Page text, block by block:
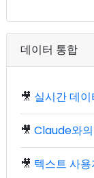
데이터 통합
🎥 실시간 데
🎥 Claude와
🎥 텍스트 사